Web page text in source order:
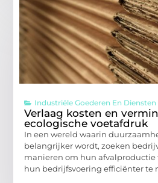
Industriële Goederen En Diensten
Verlaag kosten en
ecologische voetafdruk
In een wereld waarin
belangrijker wordt, zoeken
manieren om hun afvalproductie
hun bedrijfsvoering efficiënter te